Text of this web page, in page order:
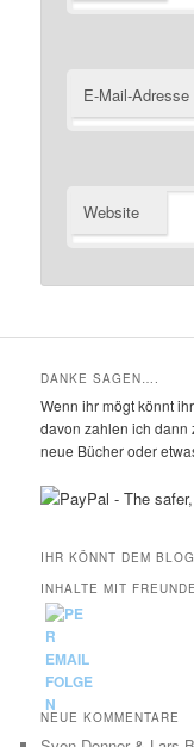
E-Mail-Adresse
Website
DANKE SAGEN….
Wenn ihr mögt könnt
davon zahlen ich dann
neue Bücher oder
IHR KÖNNT DEM
INHALTE MIT
NEUE KOMMENTARE